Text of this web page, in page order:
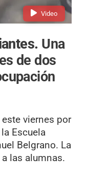
Video
Una
de dos
viernes por
Escuela
Belgrano. La
las alumnas.